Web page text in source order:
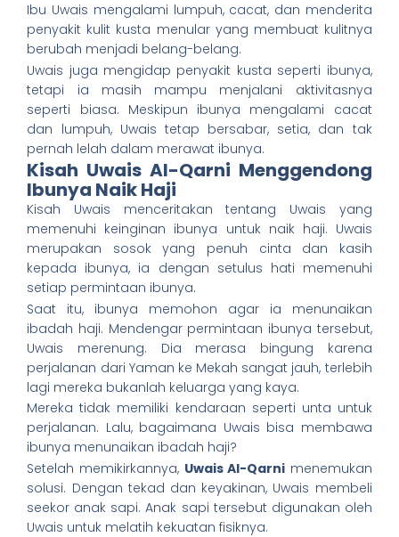
Ibu Uwais mengalami lumpuh, cacat, dan menderita
penyakit kulit kusta menular yang membuat kulitnya
berubah menjadi belang-belang.
Uwais juga mengidap penyakit kusta seperti ibunya,
tetapi ia masih mampu menjalani aktivitasnya
seperti biasa. Meskipun ibunya mengalami cacat
dan lumpuh, Uwais tetap bersabar, setia, dan tak
pernah lelah dalam merawat ibunya.
Kisah Uwais Al-Qarni Menggendong
Ibunya Naik Haji
Kisah Uwais menceritakan tentang Uwais yang
memenuhi keinginan ibunya untuk naik haji. Uwais
merupakan sosok yang penuh cinta dan kasih
kepada ibunya, ia dengan setulus hati memenuhi
setiap permintaan ibunya.
Saat itu, ibunya memohon agar ia menunaikan
ibadah haji. Mendengar permintaan ibunya tersebut,
Uwais merenung. Dia merasa bingung karena
perjalanan dari Yaman ke Mekah sangat jauh, terlebih
lagi mereka bukanlah keluarga yang kaya.
Mereka tidak memiliki kendaraan seperti unta untuk
perjalanan. Lalu, bagaimana Uwais bisa membawa
ibunya menunaikan ibadah haji?
Setelah memikirkannya, Uwais Al-Qarni menemukan
solusi. Dengan tekad dan keyakinan, Uwais membeli
seekor anak sapi. Anak sapi tersebut digunakan oleh
Uwais untuk melatih kekuatan fisiknya.